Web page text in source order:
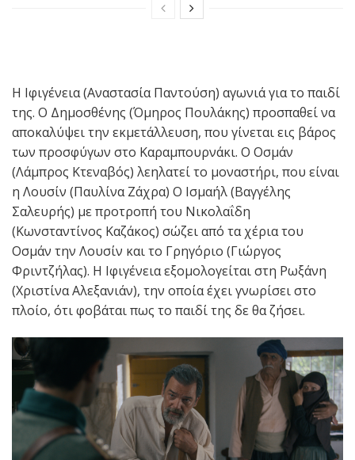
Η Ιφιγένεια (Αναστασία Παντούση) αγωνιά για το παιδί
της. Ο Δημοσθένης (Όμηρος Πουλάκης) προσπαθεί να
αποκαλύψει την εκμετάλλευση, που γίνεται εις βάρος
των προσφύγων στο Καραμπουρνάκι. Ο Οσμάν
(Λάμπρος Κτεναβός) λεηλατεί το μοναστήρι, που είναι
η Λουσίν (Παυλίνα Ζάχρα) Ο Ισμαήλ (Βαγγέλης
Σαλευρής) με προτροπή του Νικολαΐδη
(Κωνσταντίνος Καζάκος) σώζει από τα χέρια του
Οσμάν την Λουσίν και το Γρηγόριο (Γιώργος
Φριντζήλας). Η Ιφιγένεια εξομολογείται στη Ρωξάνη
(Χριστίνα Αλεξανιάν), την οποία έχει γνωρίσει στο
πλοίο, ότι φοβάται πως το παιδί της δε θα ζήσει.